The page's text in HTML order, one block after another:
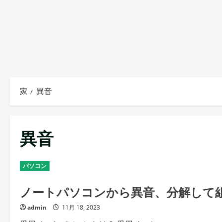
家 異音
異音
パソコン
ノートパソコンから異音、分解して
admin 11月 18, 2023